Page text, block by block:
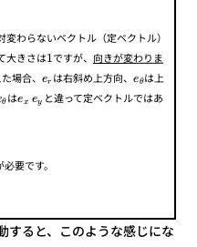
変わらないベクトル（定ベクトル）
大きさは1ですが、 向きが変わりま
場合、er は右斜め上方向、eθは上
θ はex ey と違って定ベクトルではあ
要です。
すると、このような感じにな